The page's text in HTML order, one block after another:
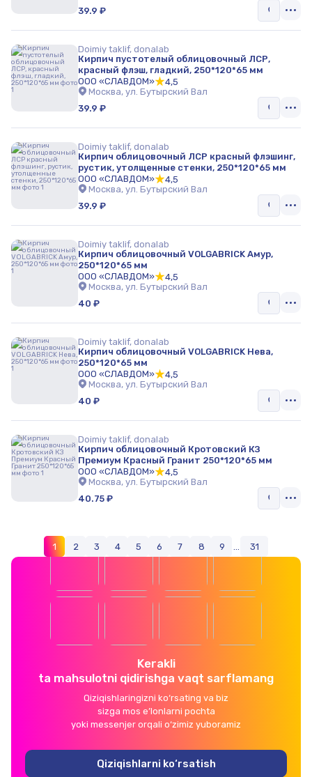
39.9 ₽
Doimiy taklif, donalab
Кирпич пустотелый облицовочный ЛСР,
красный флэш, гладкий, 250*120*65 мм
ООО «СЛАВДОМ»
4,5
Москва, ул. Бутырский Вал
39.9 ₽
Doimiy taklif, donalab
Кирпич облицовочный ЛСР красный флэшинг,
рустик, утолщенные стенки, 250*120*65 мм
ООО «СЛАВДОМ»
4,5
Москва, ул. Бутырский Вал
39.9 ₽
Doimiy taklif, donalab
Кирпич облицовочный VOLGABRICK Амур,
250*120*65 мм
ООО «СЛАВДОМ»
4,5
Москва, ул. Бутырский Вал
40 ₽
Doimiy taklif, donalab
Кирпич облицовочный VOLGABRICK Нева,
250*120*65 мм
ООО «СЛАВДОМ»
4,5
Москва, ул. Бутырский Вал
40 ₽
Doimiy taklif, donalab
Кирпич облицовочный Кротовский КЗ
Премиум Красный Гранит 250*120*65 мм
ООО «СЛАВДОМ»
4,5
Москва, ул. Бутырский Вал
40.75 ₽
1 2 3 4 5 6 7 8 9 31
Kerakli
ta mahsulotni qidirishga vaqt sarflamang
Qiziqishlaringizni ko‘rsating va biz
sizga mos e’lonlarni pochta
yoki messenjer orqali o‘zimiz yuboramiz
Qiziqishlarni ko‘rsatish